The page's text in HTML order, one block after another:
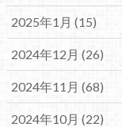
2025年1月 (15)
2024年12月 (26)
2024年11月 (68)
2024年10月 (22)